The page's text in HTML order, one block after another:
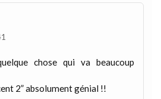
chose qui va beaucoup
2” absolument génial !!